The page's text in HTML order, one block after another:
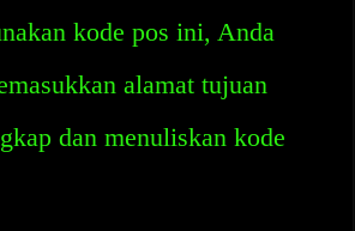
kode pos ini, Anda
alamat tujuan
dan menuliskan kode